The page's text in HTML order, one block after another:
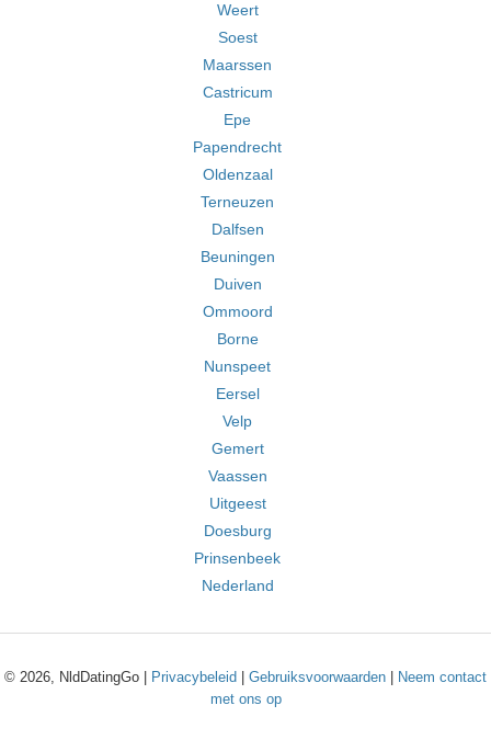
Weert
Soest
Maarssen
Castricum
Epe
Papendrecht
Oldenzaal
Terneuzen
Dalfsen
Beuningen
Duiven
Ommoord
Borne
Nunspeet
Eersel
Velp
Gemert
Vaassen
Uitgeest
Doesburg
Prinsenbeek
Nederland
© 2026, NldDatingGo | Privacybeleid Gebruiksvoorwaarden
Neem contact
met ons op